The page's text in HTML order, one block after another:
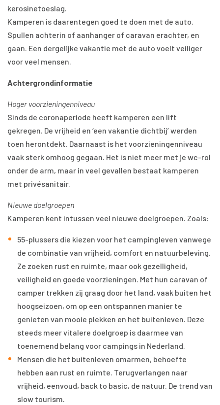
kerosinetoeslag.
Kamperen is daarentegen goed te doen met de auto.
Spullen achterin of aanhanger of caravan erachter, en
gaan. Een dergelijke vakantie met de auto voelt veiliger
voor veel mensen.
Achtergrondinformatie
Hoger voorzieningenniveau
Sinds de coronaperiode heeft kamperen een lift
gekregen. De vrijheid en ‘een vakantie dichtbij’ werden
toen herontdekt. Daarnaast is het voorzieningenniveau
vaak sterk omhoog gegaan. Het is niet meer met je wc-rol
onder de arm, maar in veel gevallen bestaat kamperen
met privésanitair.
Nieuwe doelgroepen
Kamperen kent intussen veel nieuwe doelgroepen. Zoals:
55-plussers die kiezen voor het campingleven vanwege
de combinatie van vrijheid, comfort en natuurbeleving.
Ze zoeken rust en ruimte, maar ook gezelligheid,
veiligheid en goede voorzieningen. Met hun caravan of
camper trekken zij graag door het land, vaak buiten het
hoogseizoen, om op een ontspannen manier te
genieten van mooie plekken en het buitenleven. Deze
steeds meer vitalere doelgroep is daarmee van
toenemend belang voor campings in Nederland.
Mensen die het buitenleven omarmen, behoefte
hebben aan rust en ruimte. Terugverlangen naar
vrijheid, eenvoud, back to basic, de natuur. De trend van
slow tourism.